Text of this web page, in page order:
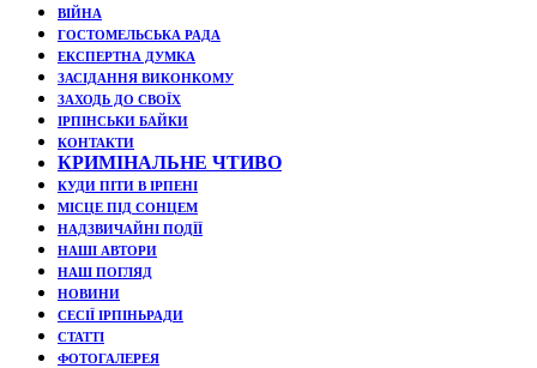
ВІЙНА
ГОСТОМЕЛЬСЬКА РАДА
ЕКСПЕРТНА ДУМКА
ЗАСІДАННЯ ВИКОНКОМУ
ЗАХОДЬ ДО СВОЇХ
ІРПІНСЬКИ БАЙКИ
КОНТАКТИ
КРИМІНАЛЬНЕ ЧТИВО
КУДИ ПІТИ В ІРПЕНІ
МІСЦЕ ПІД СОНЦЕМ
НАДЗВИЧАЙНІ ПОДЇЇ
НАШІ АВТОРИ
НАШ ПОГЛЯД
НОВИНИ
СЕСІЇ ІРПІНЬРАДИ
СТАТТІ
ФОТОГАЛЕРЕЯ